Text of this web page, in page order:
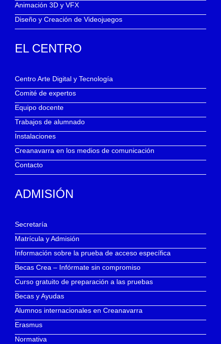
Animación 3D y VFX
Diseño y Creación de Videojuegos
EL CENTRO
Centro Arte Digital y Tecnología
Comité de expertos
Equipo docente
Trabajos de alumnado
Instalaciones
Creanavarra en los medios de comunicación
Contacto
ADMISIÓN
Secretaría
Matrícula y Admisión
Información sobre la prueba de acceso específica
Becas Crea – Infórmate sin compromiso
Curso gratuito de preparación a las pruebas
Becas y Ayudas
Alumnos internacionales en Creanavarra
Erasmus
Normativa